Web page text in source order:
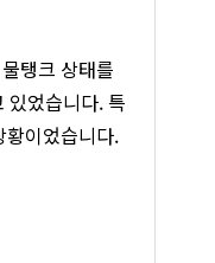
탱크 상태를
있었습니다. 특
이었습니다.